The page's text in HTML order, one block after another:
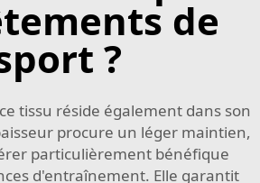
de
?
tissu réside également dans son
procure un léger maintien,
particulièrement bénéfique
d'entraînement. Elle garantit